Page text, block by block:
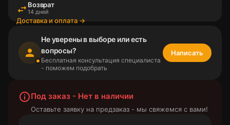
swap_horiz Возврат
14 дней
Доставка и оплата →
person
Не уверены в выборе или есть
вопросы?
Бесплатная консультация специалиста
- поможем подобрать
Написать
info_outlineПод заказ - Нет в наличии
Оставьте заявку на предзаказ - мы свяжемся с вами!